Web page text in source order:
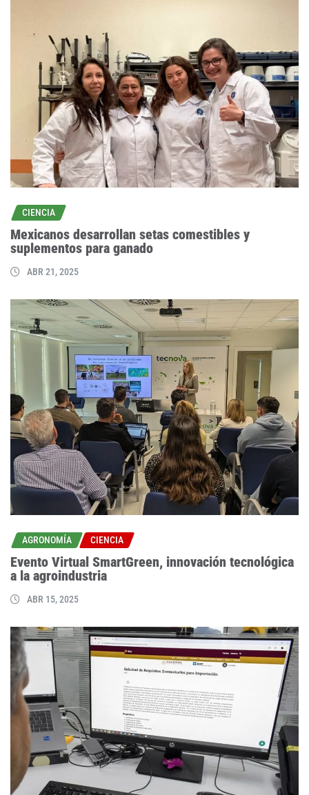
CIENCIA
Mexicanos desarrollan setas comestibles y
suplementos para ganado
ABR 21, 2025
AGRONOMÍA CIENCIA
Evento Virtual SmartGreen, innovación tecnológica
a la agroindustria
ABR 15, 2025